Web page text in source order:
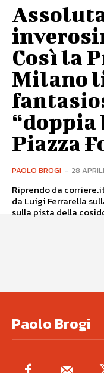
Così la
Milano
“doppia
Piazza
PAOLO BROGI - 28
Riprendo da
da Luigi Ferrarella
sulla pista della
Paolo Brogi